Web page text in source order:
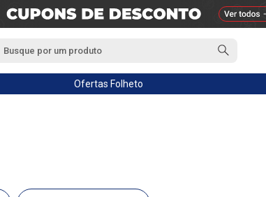
Ofertas Folheto